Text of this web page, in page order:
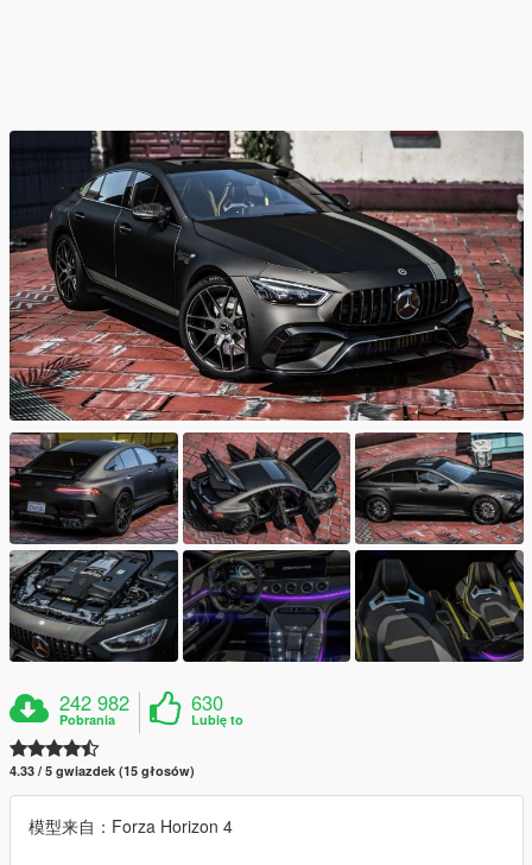
242 982
Pobrania
630
Lubię to
4.33 / 5 gwiazdek (15 głosów)
模型来自：Forza Horizon 4